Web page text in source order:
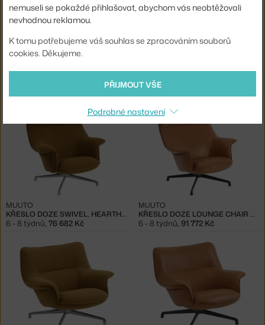
KŘESLO DOZE & OTTOMAN SWIVEL, HEARTH 8 / ALUMINUM KŘESLO DOZE & OTTOMAN SWIVEL, LEATHER COGNAC / BLACK
6 - 8 týdnů
KŘESLO DOZE SWIVEL, HEARTH 8 / ALUMINUM
MUUTO
6 - 8 týdnů, 76 682 Kč
KŘESLO DOZE LOUNGE CHAIR SWIVEL, LEATHER COGNAC / BLACK
MUUTO
6 - 8 týdnů, 91 772 Kč
nemuseli se pokaždé přihlašovat, abychom vás neobtěžovali
nevhodnou reklamou.
K tomu potřebujeme váš souhlas se zpracováním souborů
cookies. Děkujeme.
PŘIJMOUT VŠE
Podrobné nastavení